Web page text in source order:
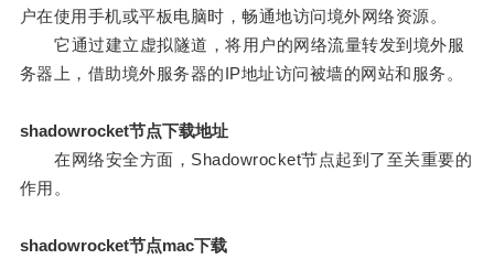
户在使用手机或平板电脑时，畅通地访问境外网络资源。
它通过建立虚拟隧道，将用户的网络流量转发到境外服
务器上，借助境外服务器的IP地址访问被墙的网站和服务。
shadowrocket节点下载地址
在网络安全方面，Shadowrocket节点起到了至关重要的
作用。
shadowrocket节点mac下载